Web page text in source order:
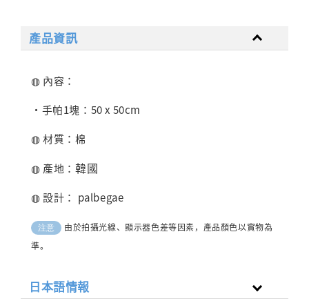
產品資訊
◍ 內容：
・手帕1塊：50 x 50cm
◍ 材質：棉
◍ 產地： 韓國
◍ 設計： palbegae
注意
由於拍攝光線、顯示器色差等因素，產品顏色以實物為
準。
日本語情報